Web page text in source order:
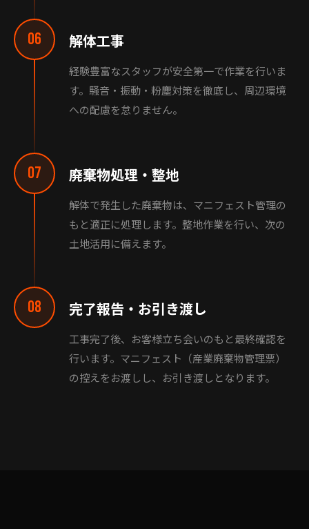
06 解体工事
経験豊富なスタッフが安全第一で作業を行いま
す。騒音・振動・粉塵対策を徹底し、周辺環境
への配慮を怠りません。
07 廃棄物処理・整地
解体で発生した廃棄物は、マニフェスト管理の
もと適正に処理します。整地作業を行い、次の
土地活用に備えます。
08 完了報告・お引き渡し
工事完了後、お客様立ち会いのもと最終確認を
行います。マニフェスト（産業廃棄物管理票）
の控えをお渡しし、お引き渡しとなります。